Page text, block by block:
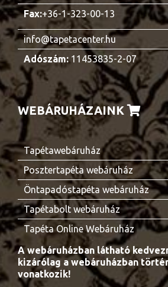
Fax:+36-1-323-00-13
info@tapetacenter.hu
Adószám:11453835-2-07
WEBÁRUHÁZAINK
Tapétawebáruház
Posztertapéta webáruház
Öntapadóstapéta webáruház
Tapétabolt webáruház
Tapéta Online Webáruház
A webáruházban látható
kizárólag a webáruházban
vonatkozik!